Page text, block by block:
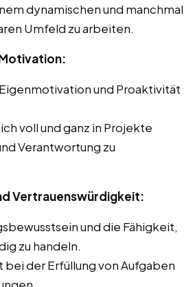
dynamischen und manchmal
Umfeld zu arbeiten.
und Proaktivität
voll und ganz in Projekte
Verantwortung zu
Vertrauenswürdigkeit:
und die Fähigkeit,
zu handeln.
bei der Erfüllung von Aufgaben